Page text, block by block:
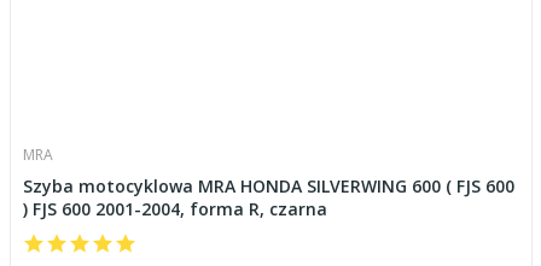
MRA
Szyba motocyklowa MRA HONDA SILVERWING 600 ( FJS 600
) FJS 600 2001-2004, forma R, czarna